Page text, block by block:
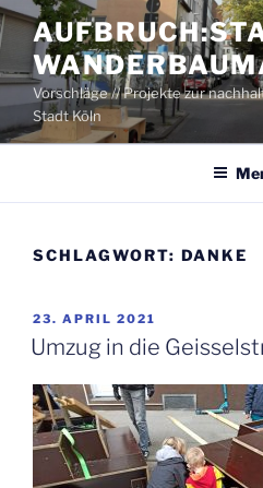
Zum
Inhalt
springen
Vorschläge // Projekte zur
Stadt Köln
SCHLAGWORT: DANKE
VERÖFFENTLICHT
AM
23. APRIL 2021
Umzug in die